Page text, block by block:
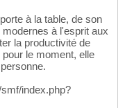
à la table, de son
à l'esprit aux
la productivité de
le moment, elle
index.php?